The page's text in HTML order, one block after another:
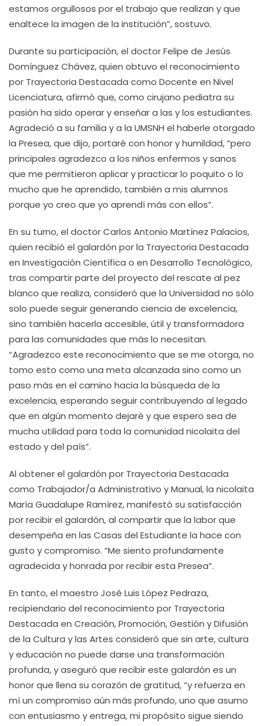
estamos orgullosos por el trabajo que realizan y que
enaltece la imagen de la institución”, sostuvo.
Durante su participación, el doctor Felipe de Jesús
Domínguez Chávez, quien obtuvo el reconocimiento
por Trayectoria Destacada como Docente en Nivel
Licenciatura, afirmó que, como cirujano pediatra su
pasión ha sido operar y enseñar a las y los estudiantes.
Agradeció a su familia y a la UMSNH el haberle otorgado
la Presea, que dijo, portaré con honor y humildad, “pero
principales agradezco a los niños enfermos y sanos
que me permitieron aplicar y practicar lo poquito o lo
mucho que he aprendido, también a mis alumnos
porque yo creo que yo aprendí más con ellos”.
En su turno, el doctor Carlos Antonio Martínez Palacios,
quien recibió el galardón por la Trayectoria Destacada
en Investigación Científica o en Desarrollo Tecnológico,
tras compartir parte del proyecto del rescate al pez
blanco que realiza, consideró que la Universidad no sólo
solo puede seguir generando ciencia de excelencia,
sino también hacerla accesible, útil y transformadora
para las comunidades que más lo necesitan.
“Agradezco este reconocimiento que se me otorga, no
tomo esto como una meta alcanzada sino como un
paso más en el camino hacia la búsqueda de la
excelencia, esperando seguir contribuyendo al legado
que en algún momento dejaré y que espero sea de
mucha utilidad para toda la comunidad nicolaita del
estado y del país”.
Al obtener el galardón por Trayectoria Destacada
como Trabajador/a Administrativo y Manual, la nicolaita
María Guadalupe Ramírez, manifestó su satisfacción
por recibir el galardón, al compartir que la labor que
desempeña en las Casas del Estudiante la hace con
gusto y compromiso. “Me siento profundamente
agradecida y honrada por recibir esta Presea”.
En tanto, el maestro José Luis López Pedraza,
recipiendario del reconocimiento por Trayectoria
Destacada en Creación, Promoción, Gestión y Difusión
de la Cultura y las Artes consideró que sin arte, cultura
y educación no puede darse una transformación
profunda, y aseguró que recibir este galardón es un
honor que llena su corazón de gratitud, “y refuerza en
mí un compromiso aún más profundo, uno que asumo
con entusiasmo y entrega, mi propósito sigue siendo